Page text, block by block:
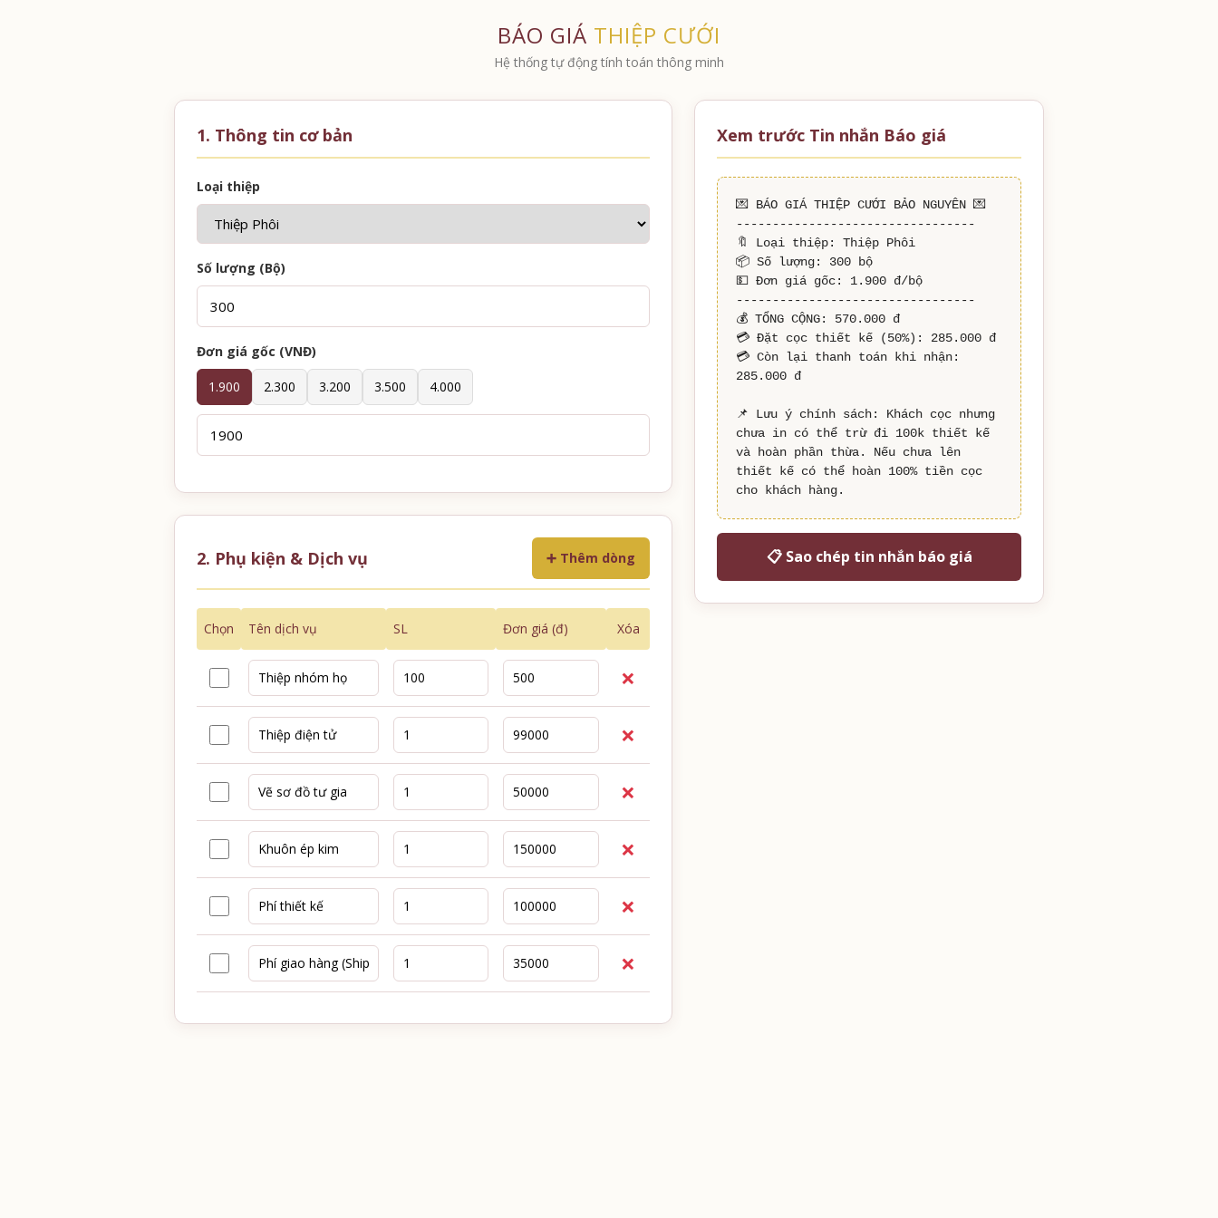
BÁO GIÁ THIỆP CƯỚI
Hệ thống tự động tính toán thông minh
1. Thông tin cơ bản
Loại thiệp
Số lượng (Bộ)
Đơn giá gốc (VNĐ)
1.900 2.300 3.200 3.500 4.000
2. Phụ kiện & Dịch vụ ➕ Thêm dòng
Chọn Tên dịch vụ SL Đơn giá (đ) Xóa
❌
❌
❌
❌
❌
❌
Xem trước Tin nhắn Báo giá
💌 BÁO GIÁ THIỆP CƯỚI BẢO NGUYÊN 💌
---------------------------------
🔖 Loại thiệp: Thiệp Phôi
📦 Số lượng: 300 bộ
💵 Đơn giá gốc: 1.900 đ/bộ
---------------------------------
💰 TỔNG CỘNG: 570.000 đ
💳 Đặt cọc thiết kế (50%): 285.000 đ
💳 Còn lại thanh toán khi nhận:
285.000 đ
📌 Lưu ý chính sách: Khách cọc nhưng
chưa in có thể trừ đi 100k thiết kế
và hoàn phần thừa. Nếu chưa lên
thiết kế có thể hoàn 100% tiền cọc
cho khách hàng.
📋 Sao chép tin nhắn báo giá